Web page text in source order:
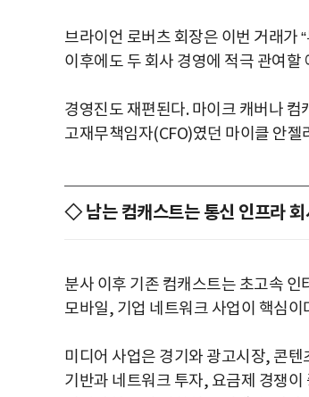
브라이언 로버츠 회장은 이번 거래가
이후에도 두 회사 경영에 적극 관여할
경영진도 재편된다. 마이크 캐버나 컴
고재무책임자(CFO)였던 마이클 안
◇ 남는 컴캐스트는 통신 인프라 회
분사 이후 기존 컴캐스트는 초고속
모바일, 기업 네트워크 사업이 핵심이
미디어 사업은 경기와 광고시장, 콘
기반과 네트워크 투자, 요금제 경쟁